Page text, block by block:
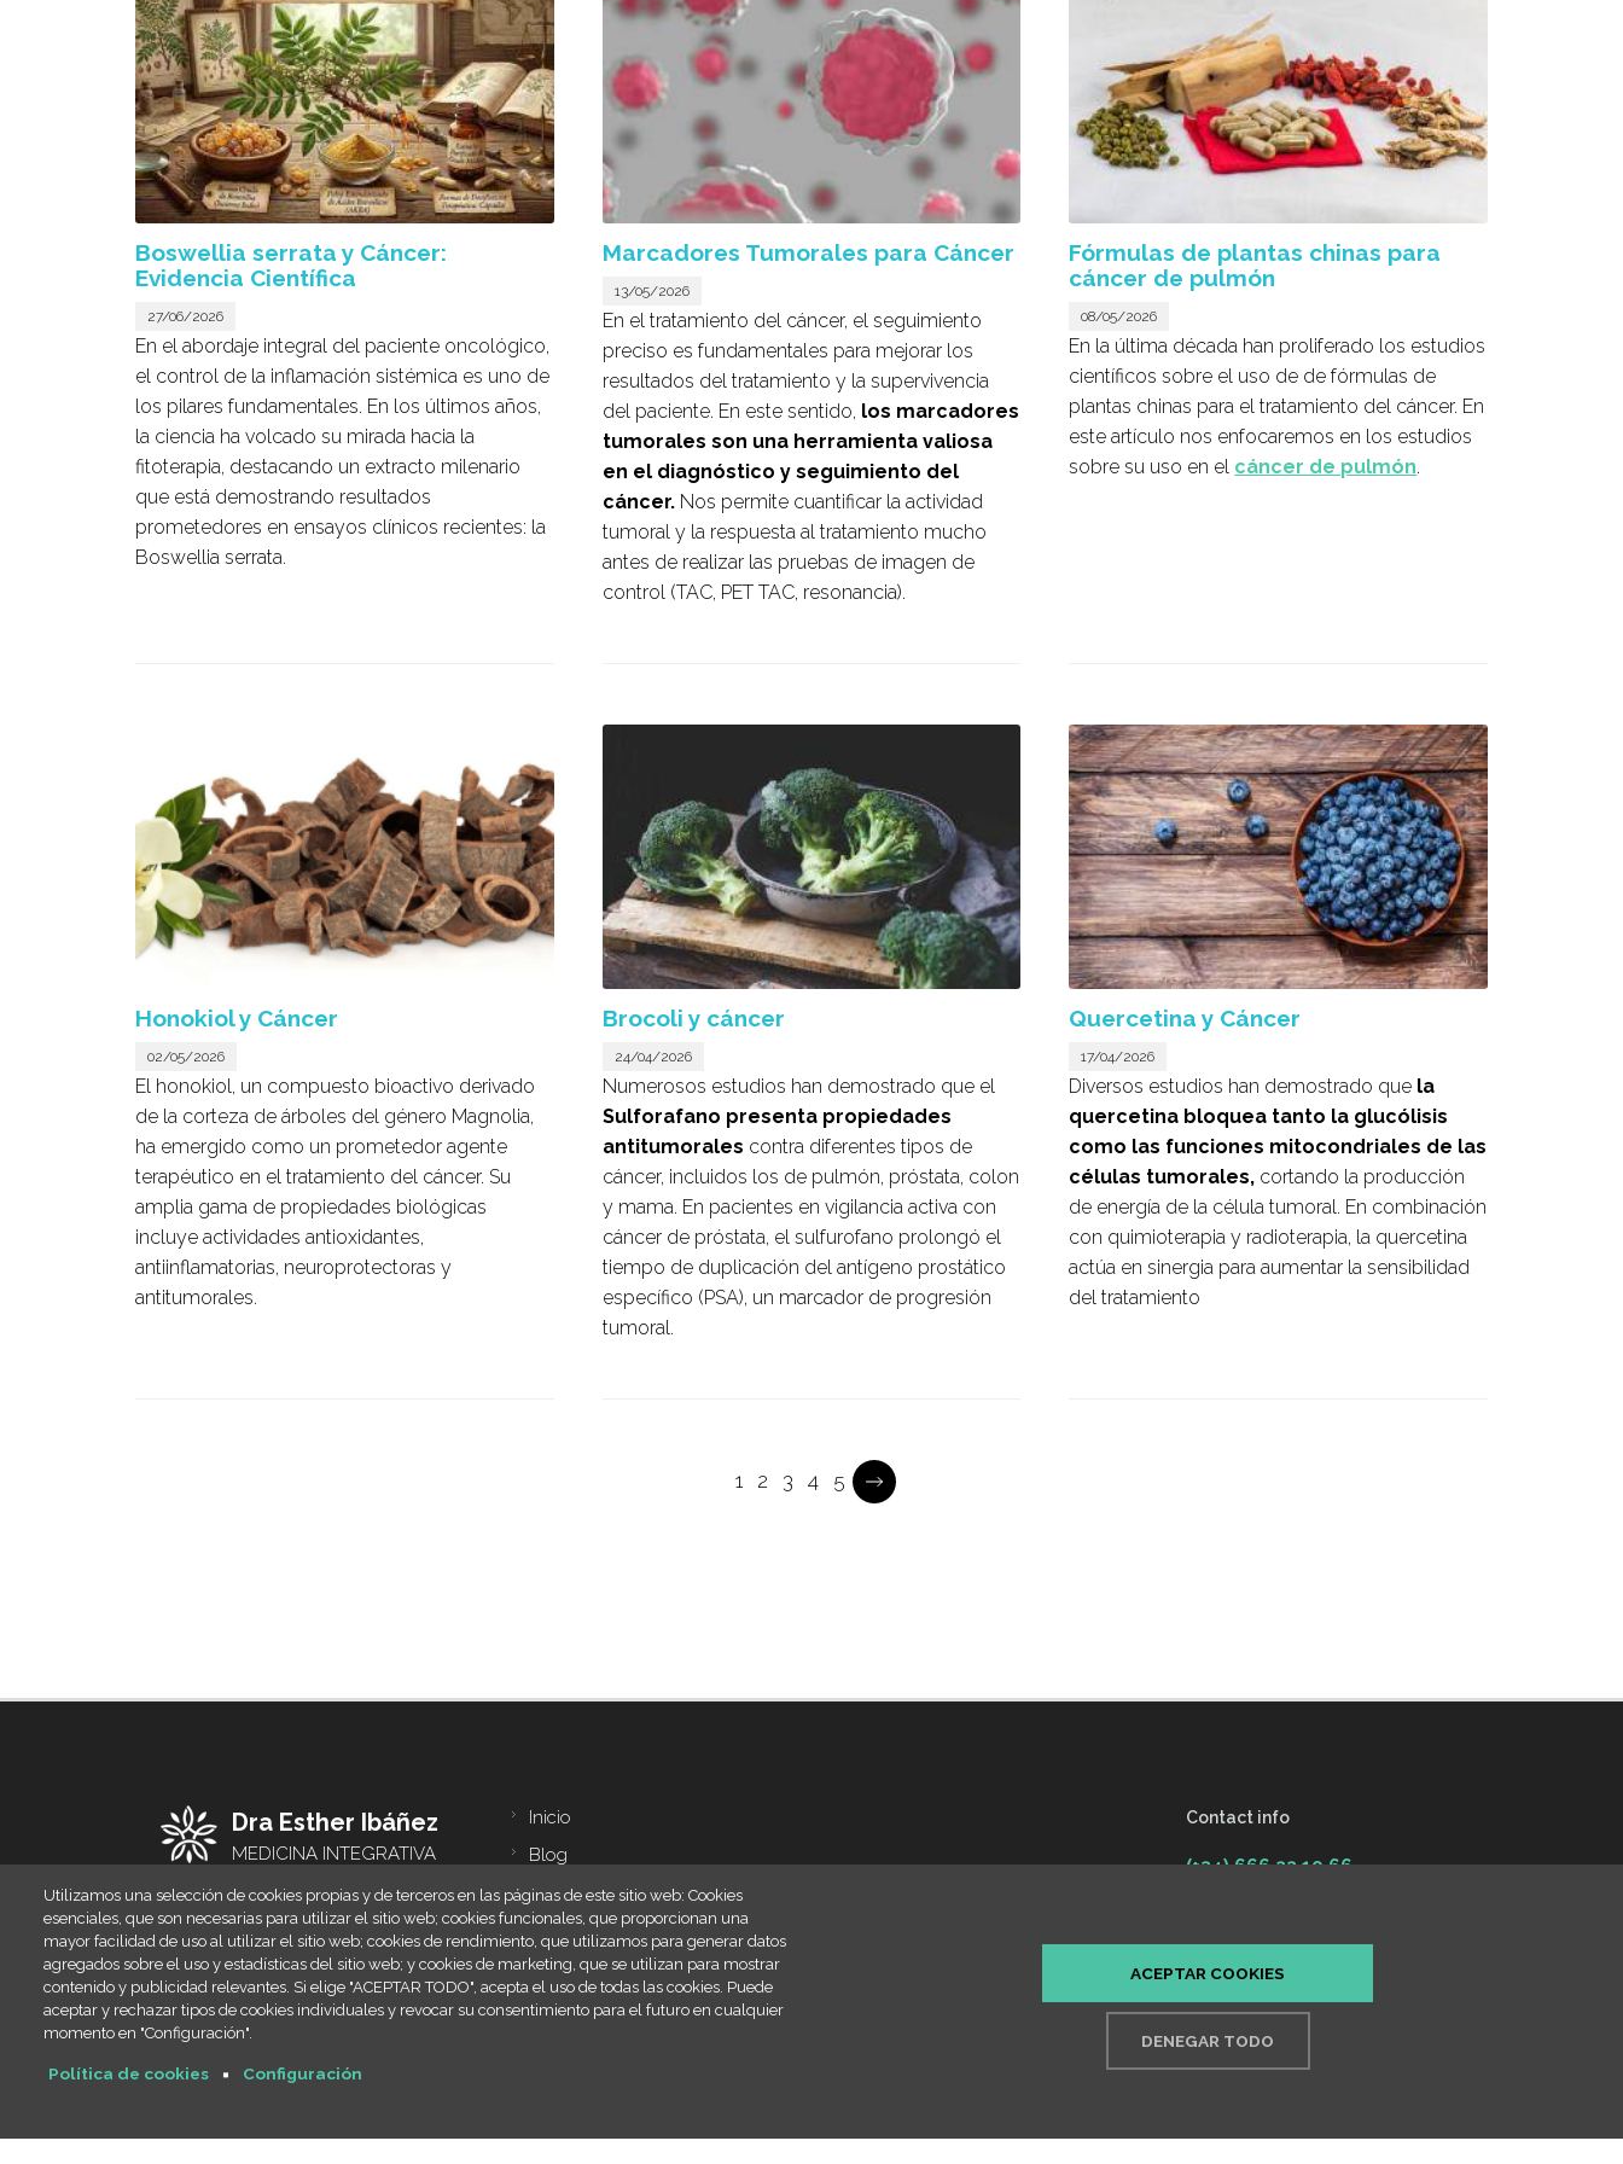
Boswellia serrata y Cáncer:
Evidencia Científica
27/06/2026
En el abordaje integral del paciente oncológico,
el control de la inflamación sistémica es uno de
los pilares fundamentales. En los últimos años,
la ciencia ha volcado su mirada hacia la
fitoterapia, destacando un extracto milenario
que está demostrando resultados
prometedores en ensayos clínicos recientes: la
Boswellia serrata.
Marcadores Tumorales para Cáncer
13/05/2026
En el tratamiento del cáncer, el seguimiento
preciso es fundamentales para mejorar los
resultados del tratamiento y la supervivencia
del paciente. En este sentido, los marcadores
tumorales son una herramienta valiosa
en el diagnóstico y seguimiento del
cáncer.Nos permite cuantificar la actividad
tumoral y la respuesta al tratamiento mucho
antes de realizar las pruebas de imagen de
control (TAC, PET TAC, resonancia).
Fórmulas de plantas chinas para
cáncer de pulmón
08/05/2026
En la última década han proliferado los estudios
científicos sobre el uso de de fórmulas de
plantas chinas para el tratamiento del cáncer. En
este artículo nos enfocaremos en los estudios
sobre su uso en el cáncer de pulmón.
Honokiol y Cáncer
02/05/2026
El honokiol, un compuesto bioactivo derivado
de la corteza de árboles del género Magnolia,
ha emergido como un prometedor agente
terapéutico en el tratamiento del cáncer. Su
amplia gama de propiedades biológicas
incluye actividades antioxidantes,
antiinflamatorias, neuroprotectoras y
antitumorales.
Brocoli y cáncer
24/04/2026
Numerosos estudios han demostrado que el
Sulforafano presenta propiedades
antitumorales contra diferentes tipos de
cáncer, incluidos los de pulmón, próstata, colon
y mama. En pacientes en vigilancia activa con
cáncer de próstata, el sulfurofano prolongó el
tiempo de duplicación del antígeno prostático
específico (PSA), un marcador de progresión
tumoral.
Quercetina y Cáncer
17/04/2026
Diversos estudios han demostrado que la
quercetina bloquea tanto la glucólisis
como las funciones mitocondriales de las
células tumorales, cortando la producción
de energía de la célula tumoral. En combinación
con quimioterapia y radioterapia, la quercetina
actúa en sinergia para aumentar la sensibilidad
del tratamiento
Pagination
Current
1 Página
2 Página
3 Página
4 Página
5
Dra Esther Ibáñez
MEDICINA INTEGRATIVA
Especialista en Medicina Integrativa.
Una forma de integración entre los
tratamientos de la medicina oficial y
las medicinas tradicionales y
complementarias con probada
evidencia científica
Footer
menu
Inicio
Blog
Contacto
Legal
Política de cookies
SiteMap
Utilizamos una selección de cookies propias y de terceros en las páginas de este sitio web: Cookies
esenciales, que son necesarias para utilizar el sitio web; cookies funcionales, que proporcionan una
mayor facilidad de uso al utilizar el sitio web; cookies de rendimiento, que utilizamos para generar datos
agregados sobre el uso y estadísticas del sitio web; y cookies de marketing, que se utilizan para mostrar
contenido y publicidad relevantes. Si elige "ACEPTAR TODO", acepta el uso de todas las cookies. Puede
aceptar y rechazar tipos de cookies individuales y revocar su consentimiento para el futuro en cualquier
momento en "Configuración".
Política de cookies Configuración
DENEGAR TODO
ACEPTAR COOKIES
Contact info
(+34) 666 23 19 66
08022 Barcelona